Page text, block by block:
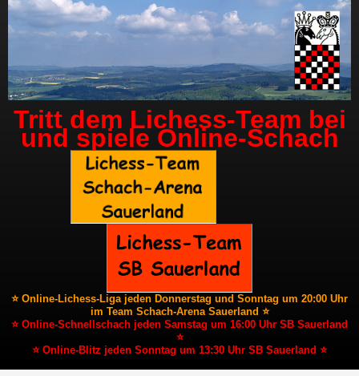
Tritt dem Lichess-Team bei
und spiele Online-Schach
⭐ Online-Lichess-Liga jeden Donnerstag und Sonntag um 20:00 Uhr
im Team Schach-Arena Sauerland ⭐
⭐ Online-Schnellschach jeden Samstag um 16:00 Uhr SB Sauerland
⭐
⭐ Online-Blitz jeden Sonntag um 13:30 Uhr SB Sauerland ⭐